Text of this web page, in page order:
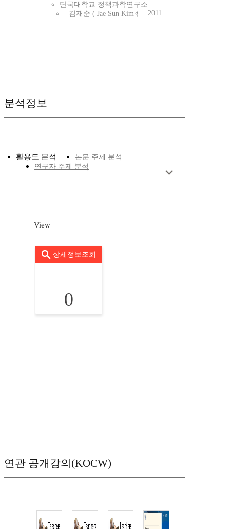
단국대학교 정책과학연구소
김재순 ( Jae Sun Kim )
2011
분석정보
활용도 분석
논문 주제 분석
연구자 주제 분석
View
상세정보조회
0
연관 공개강의(KOCW)